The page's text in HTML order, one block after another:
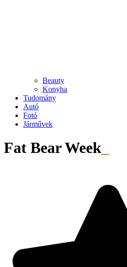
Beauty
Konyha
Tudomány
Autó
Fotó
Járművek
Fat Bear Week